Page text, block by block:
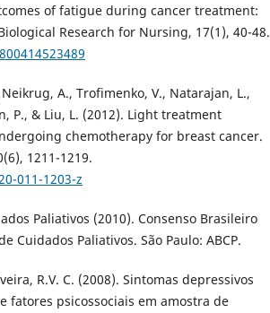
of fatigue during cancer treatment:
Research for Nursing, 17(1), 40-48.
A., Trofimenko, V., Natarajan, L.,
P., & Liu, L. (2012). Light treatment
chemotherapy for breast cancer.
1211-1219.
011-1203-z
Paliativos (2010). Consenso Brasileiro
Cuidados Paliativos. São Paulo: ABCP.
R.V. C. (2008). Sintomas depressivos
fatores psicossociais em amostra de